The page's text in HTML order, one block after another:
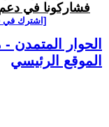
فشاركونا في دعم
[اشترك في
الحوار المتمدن -
الموقع الرئيسي